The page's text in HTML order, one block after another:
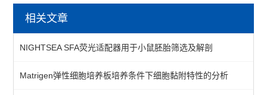
苯基和硫代葡萄糖苷底物
荧光底物
显色底物
相关文章
NIGHTSEA SFA荧光适配器用于小鼠胚胎筛选及解剖
Matrigen弹性细胞培养板培养条件下细胞黏附特性的分析